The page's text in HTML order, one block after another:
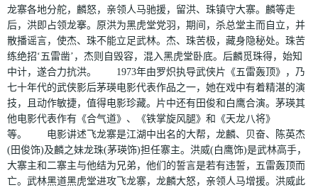
龙寨各地分舵，麟怒，亲领人马驰援，留洪、珠镇守大寨。麟等走
后，洪即占领龙搴。原洪为黑虎堂党羽，期间，杀总堂主而自立，并
散播谣言，使杰、珠不能立足武林。杰、珠苦极，藏身隐秘处。珠苦
练绝招‘五雷凿’，杰则自毁容，混入黑虎堂卧底。后麟觅珠得，始知
中计，遂合力抗洪。 1973年由罗炽执导武侠片《五雷轰顶》，乃
七十年代的武侠影后茅瑛电影代表作品之一，她在戏中有着精湛的演
技，且动作敏捷，值得电影珍藏。片中还有田俊和白鹰合演。茅瑛其
他电影代表作有《合气道》、《铁掌旋风腿》和《天龙八将》
等。 电影讲述飞龙寨是江湖中出名的大帮，龙麟、贝奋、陈英杰
(田俊饰)及麟之妹龙珠(茅瑛饰)担任寨主。洪威(白鹰饰)是武林高手，
大寨主和二寨主与他结为兄弟，他们的誓言是若有违誓，五雷轰顶而
亡。武林黑道黑虎堂进攻飞龙寨，龙麟大怒，亲领人马增援。洪威此